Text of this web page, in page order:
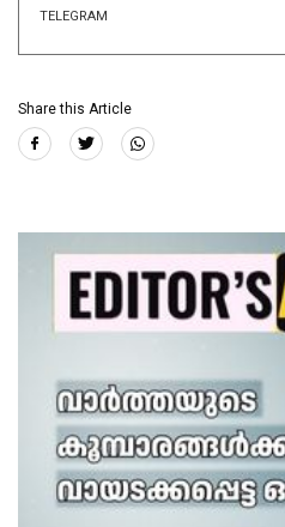
TELEGRAM
Share this Article